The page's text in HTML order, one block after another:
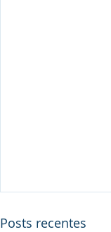
Posts recentes